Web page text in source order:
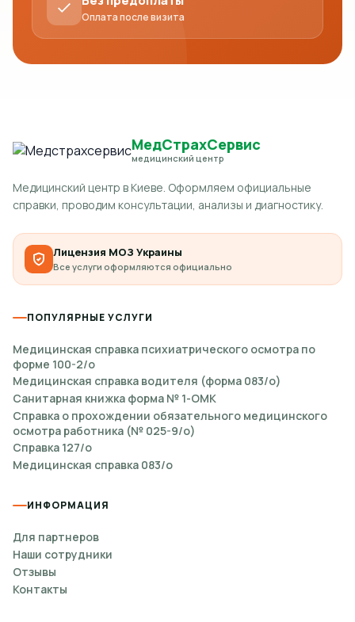
Оплата после визита
МедСтрахСервис
медицинский центр
Медицинский центр в Киеве. Оформляем официальные
справки, проводим консультации, анализы и диагностику.
Лицензия МОЗ Украины
Все услуги оформляются официально
ПОПУЛЯРНЫЕ УСЛУГИ
Медицинская справка психиатрического осмотра по
форме 100-2/о
Медицинская справка водителя (форма 083/о)
Санитарная книжка форма № 1-ОМК
Справка о прохождении обязательного медицинского
осмотра работника (№ 025-9/о)
Справка 127/о
Медицинская справка 083/о
ИНФОРМАЦИЯ
Для партнеров
Наши сотрудники
Отзывы
Контакты